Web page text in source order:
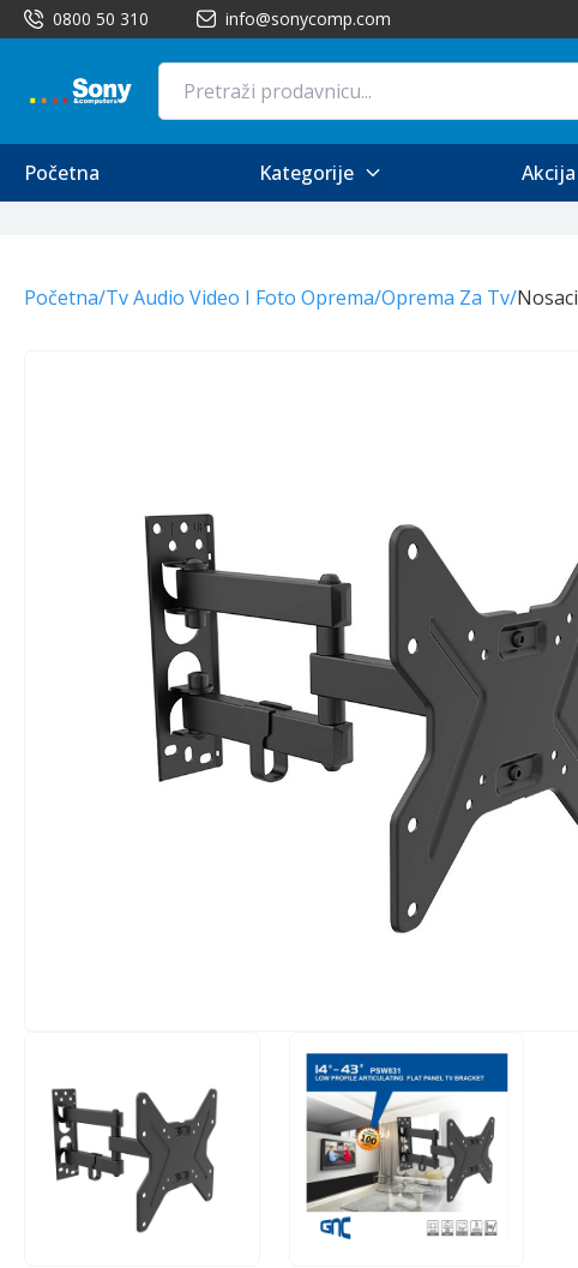
0800 50 310 info@sonycomp.com
Početna
Kategorije Akcija
Početna/Tv Audio Video I Foto Oprema/Oprema Za Tv/Nosaci